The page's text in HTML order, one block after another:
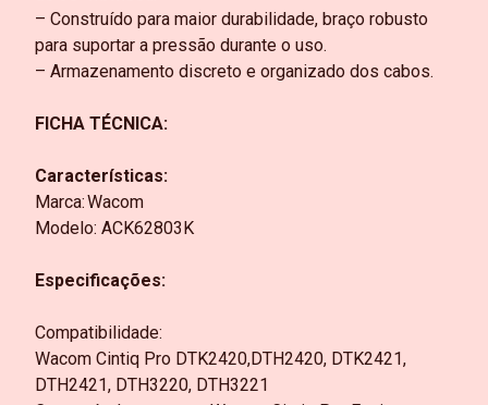
– Construído para maior durabilidade, braço robusto
para suportar a pressão durante o uso.
– Armazenamento discreto e organizado dos cabos.
FICHA TÉCNICA:
Características:
Marca:Wacom
Modelo: ACK62803K
Especificações:
Compatibilidade:
Wacom Cintiq Pro DTK2420,DTH2420, DTK2421,
DTH2421, DTH3220, DTH3221